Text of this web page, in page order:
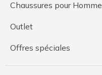
Chaussures pour Homme
Outlet
Offres spéciales